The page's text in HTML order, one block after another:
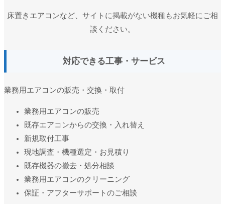
床置きエアコンなど、サイトに掲載がない機種もお気軽にご相
談ください。
対応できる工事・サービス
業務用エアコンの販売・交換・取付
業務用エアコンの販売
既存エアコンからの交換・入れ替え
新規取付工事
現地調査・機種選定・お見積り
既存機器の撤去・処分相談
業務用エアコンのクリーニング
保証・アフターサポートのご相談